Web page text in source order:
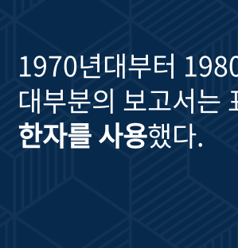
1970년대부터
대부분의 보고서는
한자를 사용했다.